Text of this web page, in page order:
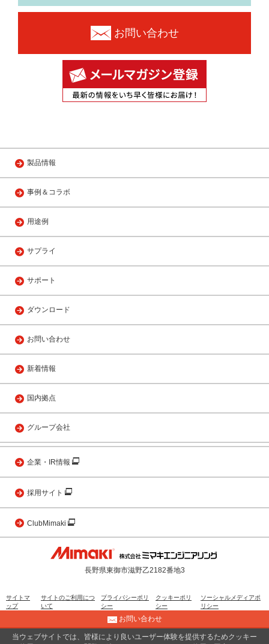
お問い合わせ
製品情報
事例＆コラボ
用途例
サプライ
サポート
ダウンロード
お問い合わせ
新着情報
国内拠点
グループ会社
企業・IR情報
採用サイト
ClubMimaki
長野県東御市滋野乙2182番地3
サイトマ
ップ
サイトのご利用につ
いて
プライバシーポリ
シー
クッキーポリ
シー
ソーシャルメディアポ
リシー
© 2001 MIMAKI ENGINEERING CO., LTD.
お問い合わせ
当ウェブサイトでは、皆様により良いユーザー体験を提供するためクッキー